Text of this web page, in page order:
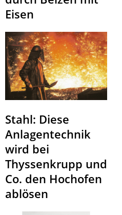
Eisen
Stahl: Diese
Anlagentechnik
wird bei
Thyssenkrupp und
Co. den Hochofen
ablösen